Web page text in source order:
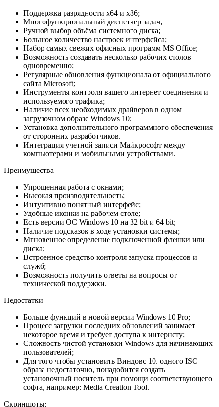
Поддержка разрядности x64 и x86;
Многофункциональный диспетчер задач;
Ручной выбор объёма системного диска;
Большое количество настроек интерфейса;
Набор самых свежих офисных программ MS Office;
Возможность создавать несколько рабочих столов
одновременно;
Регулярные обновления функционала от официального
сайта Microsoft;
Инструменты контроля вашего интернет соединения и
используемого трафика;
Наличие всех необходимых драйверов в одном
загрузочном образе Windows 10;
Установка дополнительного программного обеспечения
от сторонних разработчиков.
Интеграция учетной записи Майкрософт между
компьютерами и мобильными устройствами.
Преимущества
Упрощенная работа с окнами;
Высокая производительность;
Интуитивно понятный интерфейс;
Удобные иконки на рабочем столе;
Есть версии ОС Windows 10 на 32 bit и 64 bit;
Наличие подсказок в ходе установки системы;
Мгновенное определение подключенной флешки или
диска;
Встроенное средство контроля запуска процессов и
служб;
Возможность получить ответы на вопросы от
технической поддержки.
Недостатки
Больше функций в новой версии Windows 10 Pro;
Процесс загрузки последних обновлений занимает
некоторое время и требует доступа к интернету;
Сложность чистой установки Windows для начинающих
пользователей;
Для того чтобы установить Виндовс 10, одного ISO
образа недостаточно, понадобится создать
установочный носитель при помощи соответствующего
софта, например: Media Creation Tool.
Скриншоты: